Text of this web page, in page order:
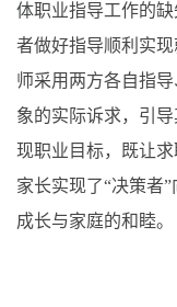
体职业指导工作的
者做好指导顺利实
师采用两方各自指
象的实际诉求，引
现职业目标，既让
家长实现了“决策者
成长与家庭的和睦。